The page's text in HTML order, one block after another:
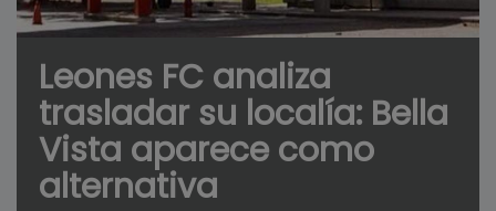
Leones FC analiza
trasladar su localía: Bella
Vista aparece como
alternativa